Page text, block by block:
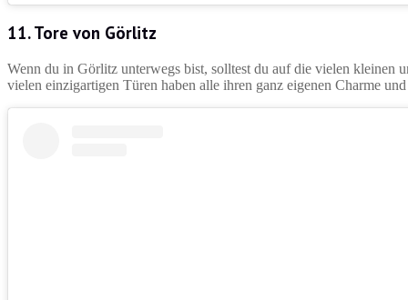
11. Tore von Görlitz
Wenn du in Görlitz unterwegs bist, solltest du auf die vielen kleinen
vielen einzigartigen Türen haben alle ihren ganz eigenen Charme